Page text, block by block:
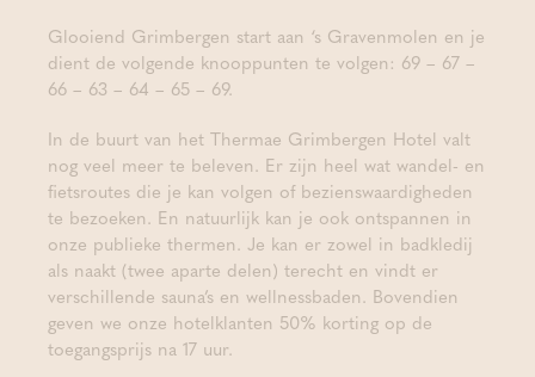
Glooiend Grimbergen start aan ‘s Gravenmolen en je
dient de volgende knooppunten te volgen: 69 – 67 –
66 – 63 – 64 – 65 – 69.
In de buurt van het Thermae Grimbergen Hotel valt
nog veel meer te beleven. Er zijn heel wat wandel- en
fietsroutes die je kan volgen of bezienswaardigheden
te bezoeken. En natuurlijk kan je ook ontspannen in
onze publieke thermen. Je kan er zowel in badkledij
als naakt (twee aparte delen) terecht en vindt er
verschillende sauna’s en wellnessbaden. Bovendien
geven we onze hotelklanten 50% korting op de
toegangsprijs na 17 uur.